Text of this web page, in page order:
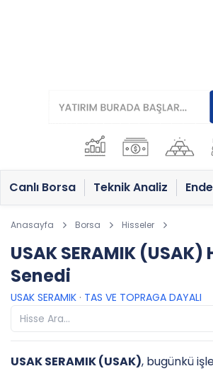
Canlı Borsa Teknik Analiz
Anasayfa Borsa Hisseler
USAK SERAMIK (USAK)
Senedi
USAK SERAMIK · TAS VE TOPRAGA DAYALI
USAK SERAMIK (USAK), bugünkü